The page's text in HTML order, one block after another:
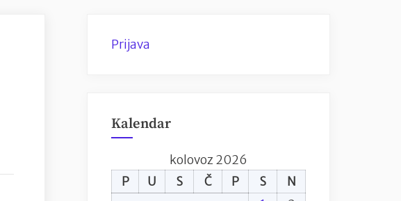
Prijava
Kalendar
kolovoz 2026
P
U S Č P S
N